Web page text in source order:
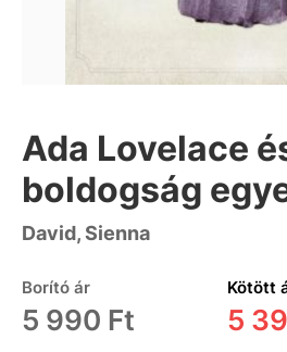
Ada Lovelace
boldogság
David, Sienna
Borító ár
5 990 Ft
Kötött
5